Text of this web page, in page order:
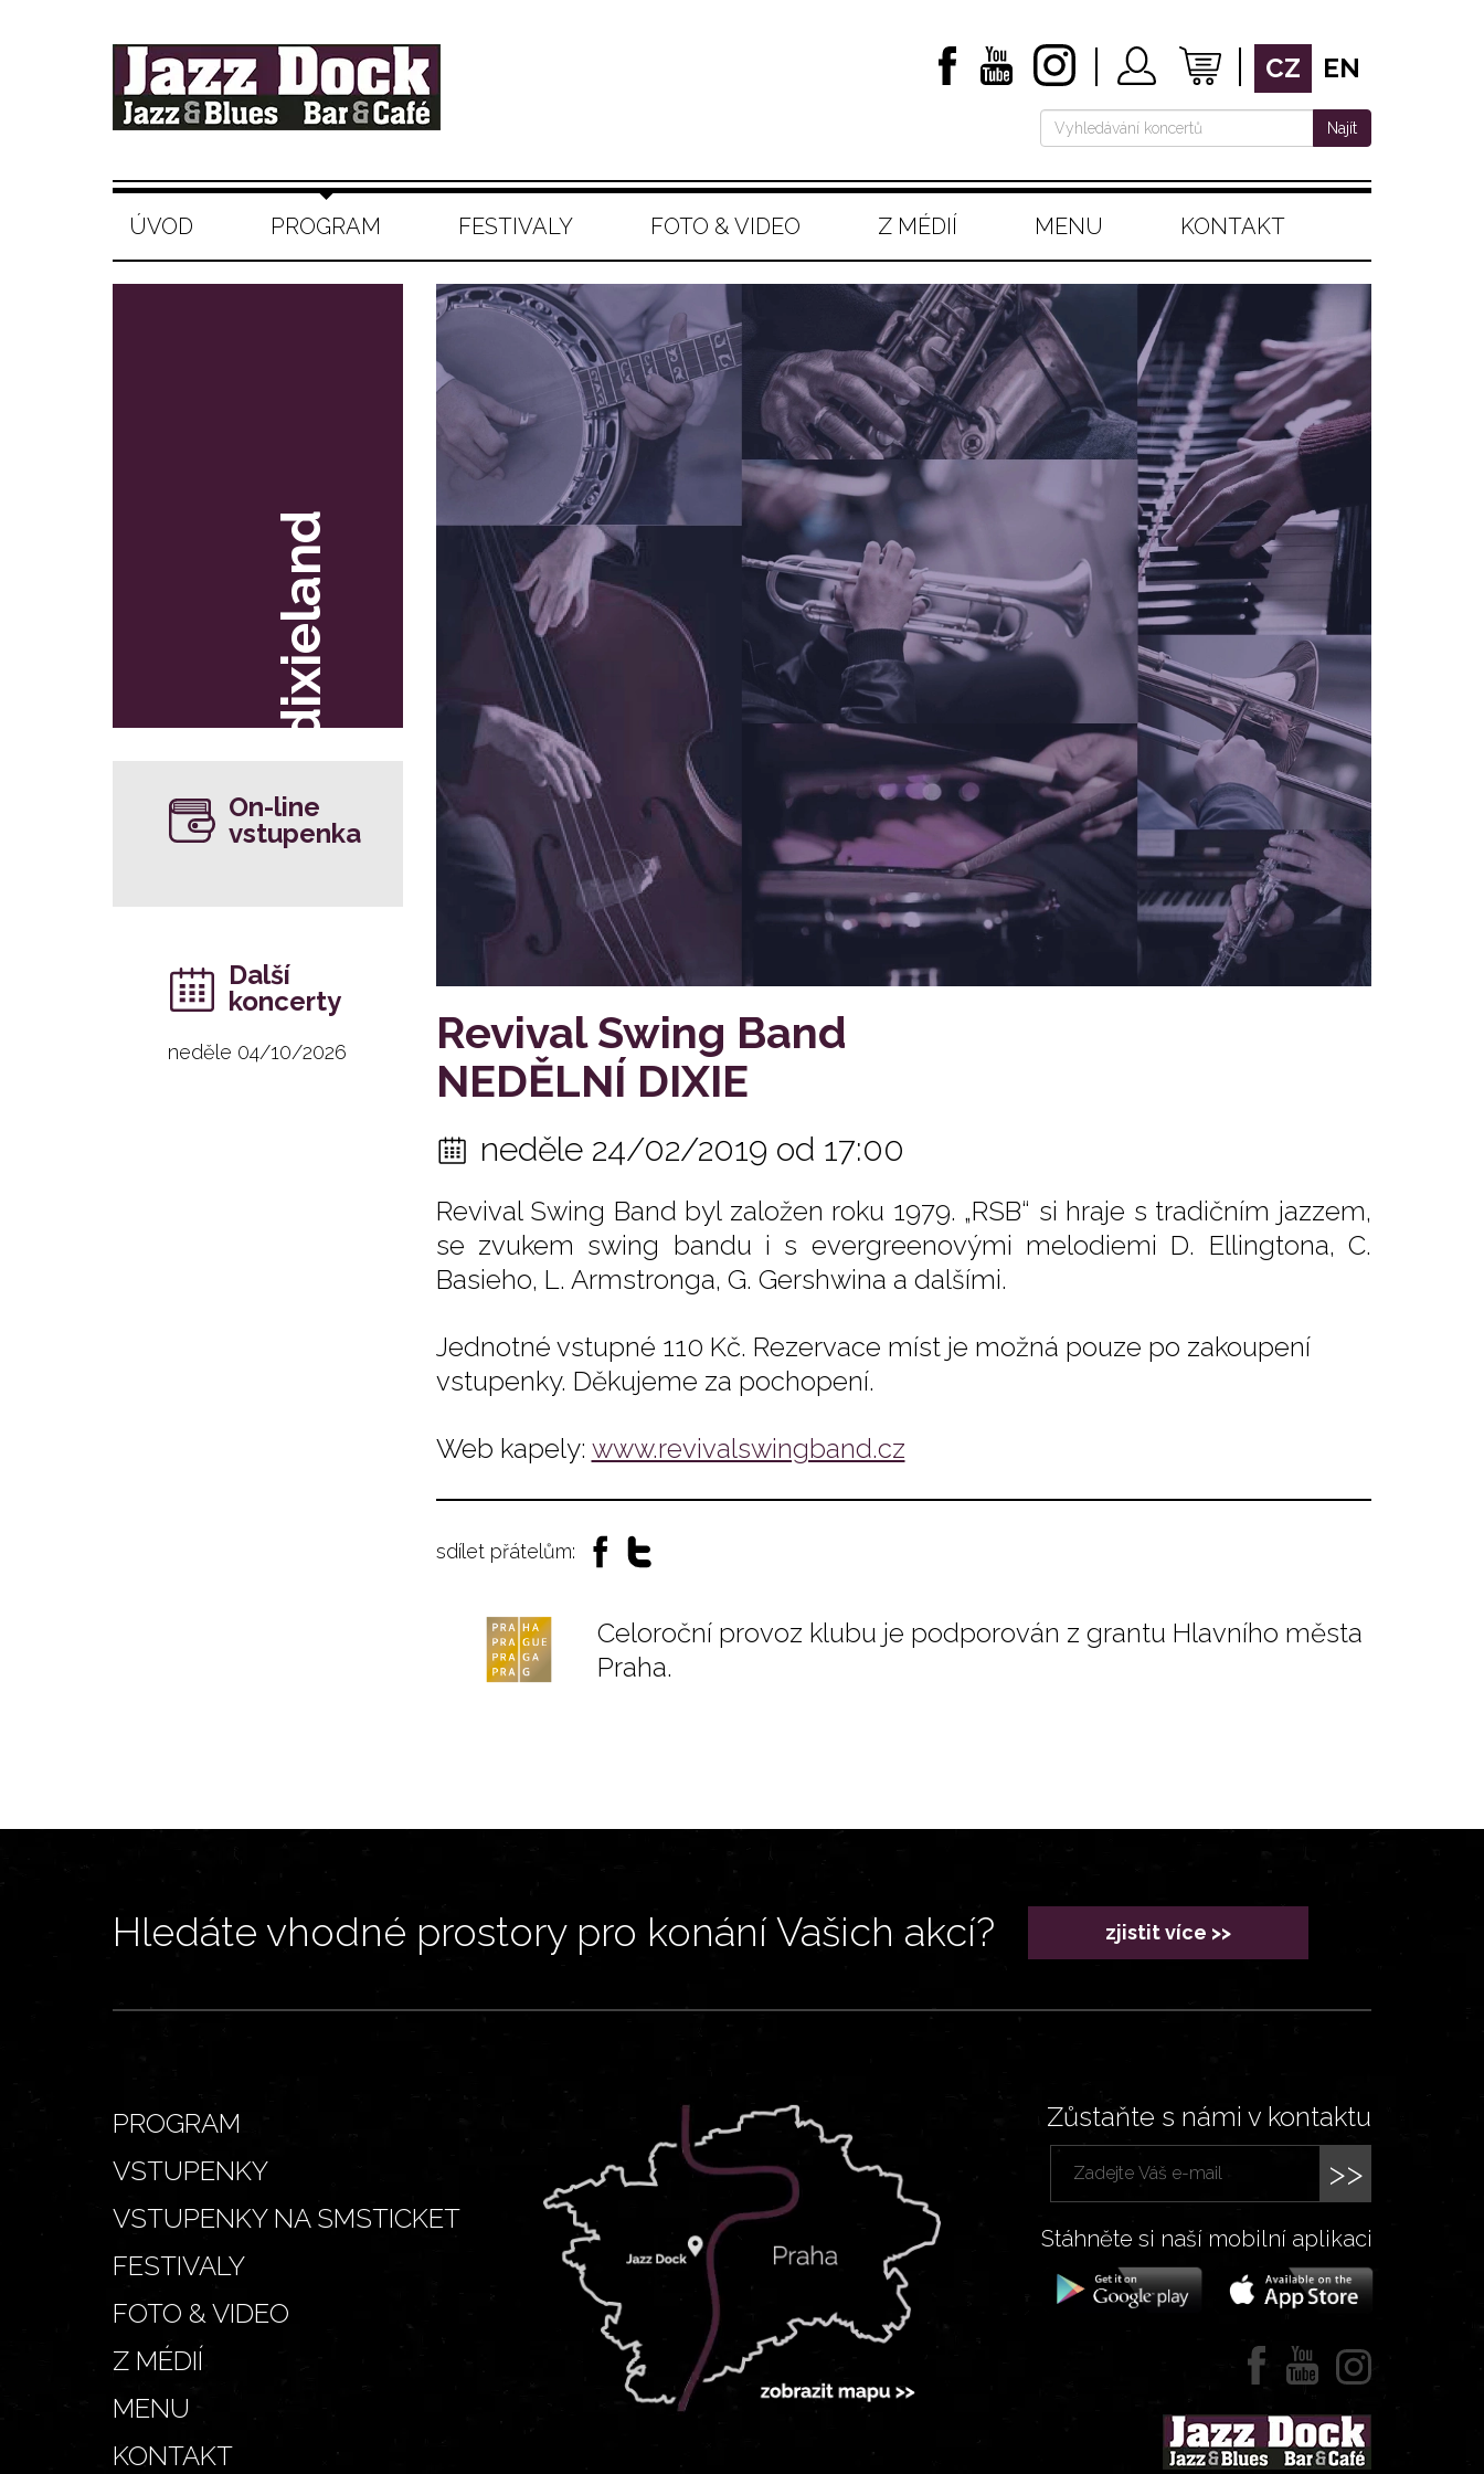
CZ EN
Najít
ÚVOD PROGRAM FESTIVALY FOTO & VIDEO Z MÉDIÍ MENU KONTAKT
Revival Swing Band
NEDĚLNÍ DIXIE
neděle 24/02/2019 od 17:00
Revival Swing Band byl založen roku 1979. „RSB“ si hraje s tradičním jazzem,
se zvukem swing bandu i s evergreenovými melodiemi D. Ellingtona, C.
Basieho, L. Armstronga, G. Gershwina a dalšími.
Jednotné vstupné 110 Kč. Rezervace míst je možná pouze po zakoupení
vstupenky. Děkujeme za pochopení.
Web kapely: www.revivalswingband.cz
dixieland
On-line
vstupenka
Další
koncerty
neděle 04/10/2026
sdílet přátelům:
Celoroční provoz klubu je podporován z grantu Hlavního města
Praha.
Hledáte vhodné prostory pro konání Vašich akcí? zjistit více >>
PROGRAM
VSTUPENKY
VSTUPENKY NA SMSTICKET
FESTIVALY
FOTO & VIDEO
Z MÉDIÍ
MENU
KONTAKT
Zůstaňte s námi v kontaktu
>>
Stáhněte si naší mobilní aplikaci